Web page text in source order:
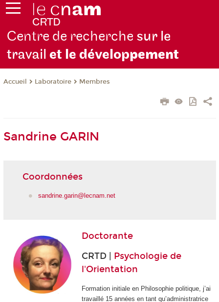
Centre de recherche sur le
travailet le développement
Accueil Laboratoire Membres
Sandrine GARIN
Coordonnées
sandrine.garin@lecnam.net
Doctorante
CRTD | Psychologie de
l'Orientation
Formation initiale en Philosophie politique, j’ai
travaillé 15 années en tant qu’administratrice